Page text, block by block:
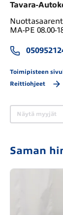
Tavara-
MA-PE 08.00-
Toimipisteen
Reittiohjeet
Näytä myyjät
Saman